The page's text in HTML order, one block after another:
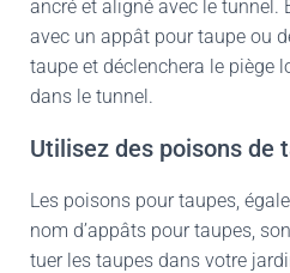
ancré et aligné avec le tunnel.
avec un appât pour taupe ou
taupe et déclenchera le piège
dans le tunnel.
Utilisez des poisons de
Les poisons pour taupes,
nom d’appâts pour taupes,
tuer les taupes dans votre